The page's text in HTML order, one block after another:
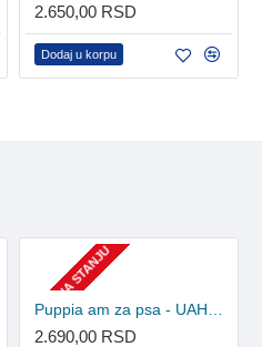
2.650,00 RSD
Dodaj u korpu
NEMA NA STANJU
2.690,00 RSD